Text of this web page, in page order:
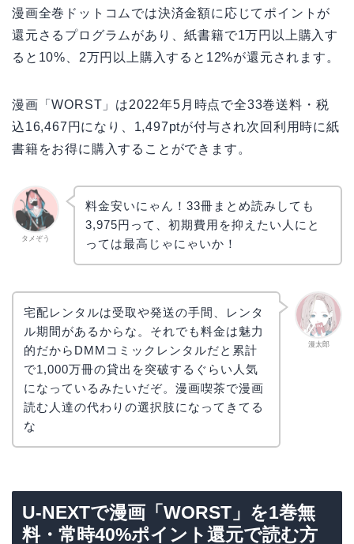
漫画全巻ドットコムでは決済金額に応じてポイントが
還元さるプログラムがあり、紙書籍で1万円以上購入す
ると10%、2万円以上購入すると12%が還元されます。
漫画「WORST」は2022年5月時点で全33巻送料・税
込16,467円になり、1,497ptが付与され次回利用時に紙
書籍をお得に購入することができます。
タメぞう
料金安いにゃん！33冊まとめ読みしても
3,975円って、初期費用を抑えたい人にと
っては最高じゃにゃいか！
漫太郎
宅配レンタルは受取や発送の手間、レンタ
ル期間があるからな。それでも料金は魅力
的だからDMMコミックレンタルだと累計
で1,000万冊の貸出を突破するぐらい人気
になっているみたいだぞ。漫画喫茶で漫画
読む人達の代わりの選択肢になってきてる
な
U-NEXTで漫画「WORST」を1巻無
料・常時40%ポイント還元で読む方